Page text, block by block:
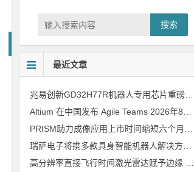
搜索
最近文章
兆易创新GD32H77R机器人专用芯片重磅亮相，精准赋能伺服驱动与关节控制
Altium 在中国发布 Agile Teams 2026年8月6日